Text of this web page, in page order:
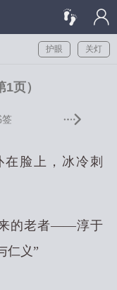
关灯
护眼
页）
脸上，冰冷刺
的老者——淳于
仁义”